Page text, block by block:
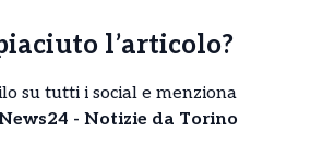
l’articolo?
su tutti i social e menziona
- Notizie da Torino